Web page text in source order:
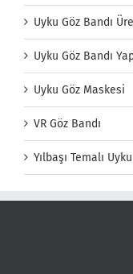
Uyku Göz Bandı
Uyku Göz Bandı
Uyku Göz Maskesi
VR Göz Bandı
Yılbaşı Temalı